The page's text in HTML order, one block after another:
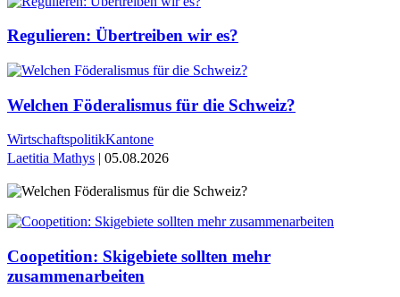
Regulieren: Übertreiben wir es?
Welchen Föderalismus für die Schweiz?
WirtschaftspolitikKantone
Laetitia Mathys | 05.08.2026
Coopetition: Skigebiete sollten mehr
zusammenarbeiten